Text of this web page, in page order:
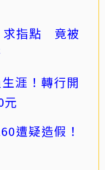
求指點 竟被
涯！轉行開
遭疑造假！